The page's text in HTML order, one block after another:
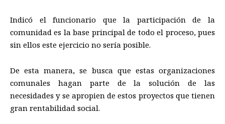
Indicó el funcionario que la participación de la
comunidad es la base principal de todo el proceso, pues
sin ellos este ejercicio no sería posible.
De esta manera, se busca que estas organizaciones
comunales hagan parte de la solución de las
necesidades y se apropien de estos proyectos que tienen
gran rentabilidad social.